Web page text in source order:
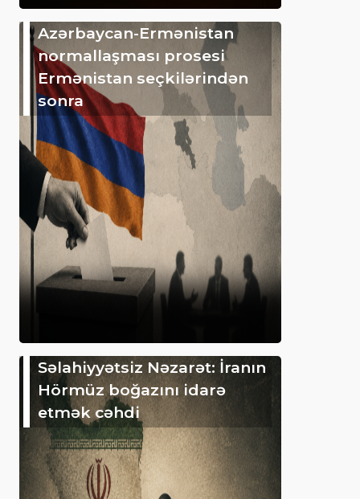
Azərbaycan-Ermənistan
normallaşması prosesi
Ermənistan seçkilərindən
sonra
Səlahiyyətsiz Nəzarət: İranın
Hörmüz boğazını idarə
etmək cəhdi